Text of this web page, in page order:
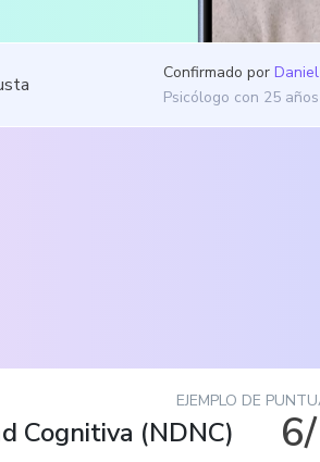
Confirmado por
Psicólogo con 25
EJEMPLO DE
Cognitiva (NDNC)